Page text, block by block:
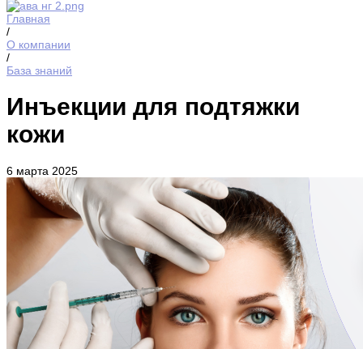
Главная
/
О компании
/
База знаний
Инъекции для подтяжки
кожи
6 марта 2025